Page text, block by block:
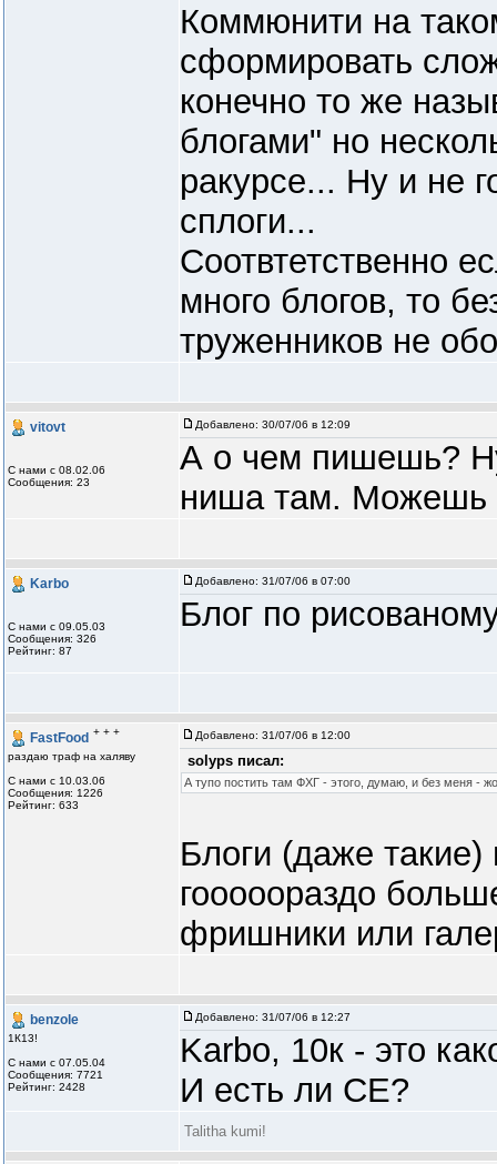
Коммюнити на
сформировать
конечно то же
блогами" но
ракурсе... Ну и не
сплоги...
Соотвтетственно
много блогов, то
труженников не
vitovt
С нами с 08.02.06
Сообщения: 23
Добавлено: 30/07/06 в 12:09
А о чем пишешь?
ниша там. Можешь
Karbo
С нами с 09.05.03
Сообщения: 326
Рейтинг: 87
Добавлено: 31/07/06 в 07:00
Блог по
FastFood + + +
раздаю траф на халяву
С нами с 10.03.06
Сообщения: 1226
Рейтинг: 633
Добавлено: 31/07/06 в 12:00
solyps писал:
А тупо постить там ФХГ - этого, думаю, и без меня -
Блоги (даже такие)
гооооораздо
фришники или
benzole
1К13!
С нами с 07.05.04
Сообщения: 7721
Рейтинг: 2428
Добавлено: 31/07/06 в 12:27
Karbo, 10к - это
И есть ли СЕ?
Talitha kumi!